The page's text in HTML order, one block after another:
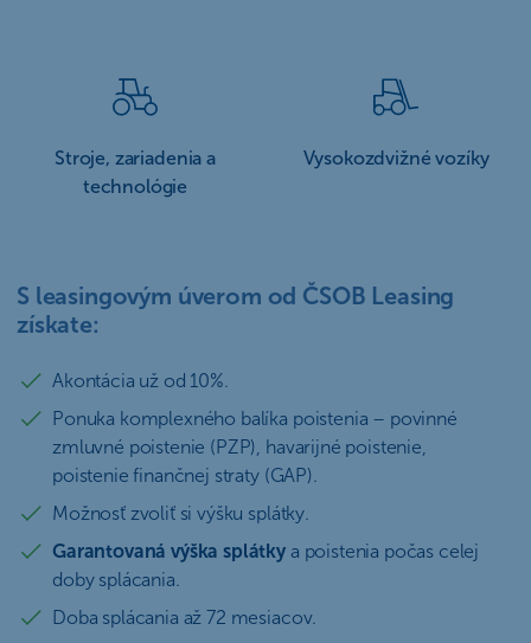
Stroje, zariadenia a
technológie
Vysokozdvižné vozíky
S leasingovým úverom od ČSOB Leasing
získate:
Akontácia už od 10%.
Ponuka komplexného balíka poistenia – povinné
zmluvné poistenie (PZP), havarijné poistenie,
poistenie finančnej straty (GAP).
Možnosť zvoliť si výšku splátky.
Garantovaná výška splátky a poistenia počas celej
doby splácania.
Doba splácania až 72 mesiacov.